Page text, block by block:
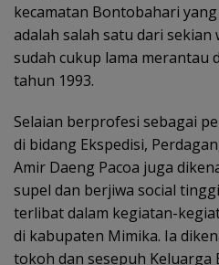
kecamatan Bontobahari
adalah salah satu dari
sudah cukup lama merantau
tahun 1993.
Selaian berprofesi sebagai
di bidang Ekspedisi,
Amir Daeng Pacoa juga
supel dan berjiwa social
terlibat dalam kegiatan-
di kabupaten Mimika. Ia
tokoh dan sesepuh